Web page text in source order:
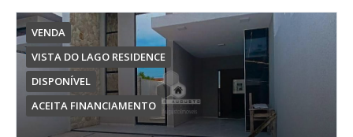
VENDA
VISTA DO LAGO RESIDENCE
DISPONÍVEL
ACEITA FINANCIAMENTO